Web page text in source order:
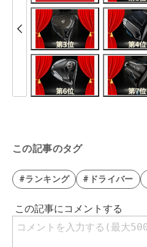
この記事のタグ
#ランキング #ドライバー